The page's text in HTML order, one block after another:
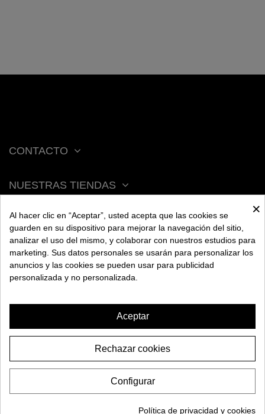
ROLLO ALUMINIO
4,95€
AÑADIR A LA CESTA
CONTACTO
NUESTRAS TIENDAS
ACERCA DE BENGALA
AYUDA
×
Al hacer clic en “Aceptar”, usted acepta que las cookies se
guarden en su dispositivo para mejorar la navegación del sitio,
analizar el uso del mismo, y colaborar con nuestros estudios para
marketing. Sus datos personales se usarán para personalizar los
anuncios y las cookies se pueden usar para publicidad
personalizada y no personalizada.
Aceptar
Rechazar cookies
Configurar
Política de privacidad y cookies